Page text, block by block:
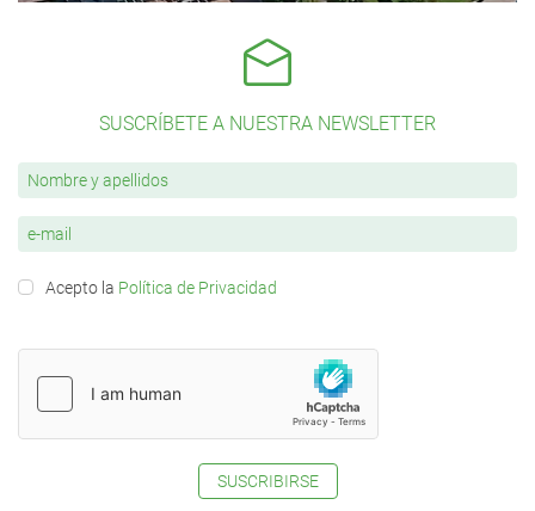
SUSCRÍBETE A NUESTRA NEWSLETTER
Acepto la Política de Privacidad
SUSCRIBIRSE